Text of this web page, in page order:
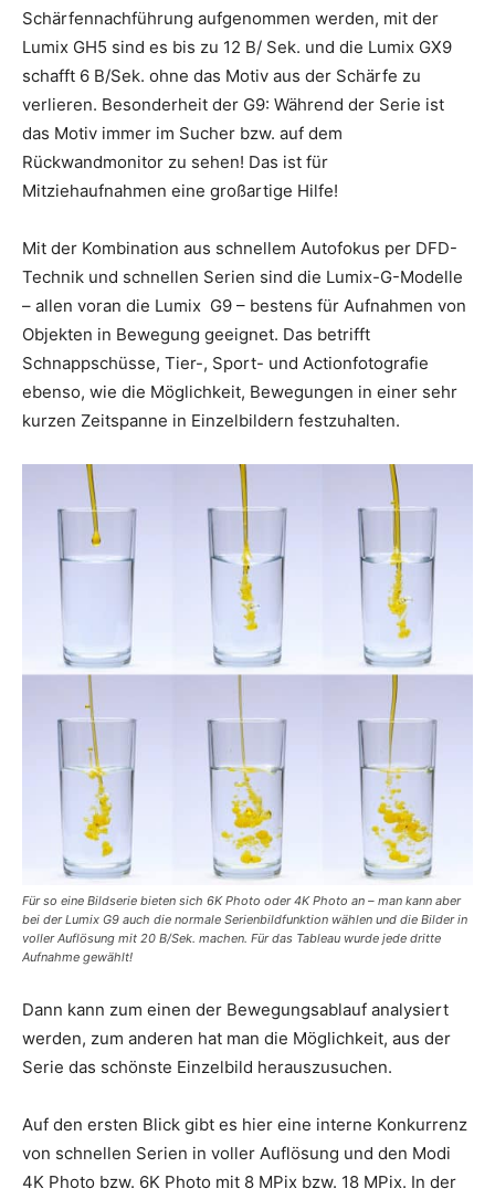
Schärfennachführung aufgenommen werden, mit der
Lumix GH5 sind es bis zu 12 B/ Sek. und die Lumix GX9
schafft 6 B/Sek. ohne das Motiv aus der Schärfe zu
verlieren. Besonderheit der G9: Während der Serie ist
das Motiv immer im Sucher bzw. auf dem
Rückwandmonitor zu sehen! Das ist für
Mitziehaufnahmen eine großartige Hilfe!
Mit der Kombination aus schnellem Autofokus per DFD-
Technik und schnellen Serien sind die Lumix-G-Modelle
– allen voran die Lumix G9 – bestens für Aufnahmen von
Objekten in Bewegung geeignet. Das betrifft
Schnappschüsse, Tier-, Sport- und Actionfotografie
ebenso, wie die Möglichkeit, Bewegungen in einer sehr
kurzen Zeitspanne in Einzelbildern festzuhalten.
Für so eine Bildserie bieten sich 6K Photo oder 4K Photo an – man kann aber
bei der Lumix G9 auch die normale Serienbildfunktion wählen und die Bilder in
voller Auflösung mit 20 B/Sek. machen. Für das Tableau wurde jede dritte
Aufnahme gewählt!
Dann kann zum einen der Bewegungsablauf analysiert
werden, zum anderen hat man die Möglichkeit, aus der
Serie das schönste Einzelbild herauszusuchen.
Auf den ersten Blick gibt es hier eine interne Konkurrenz
von schnellen Serien in voller Auflösung und den Modi
4K Photo bzw. 6K Photo mit 8 MPix bzw. 18 MPix. In der